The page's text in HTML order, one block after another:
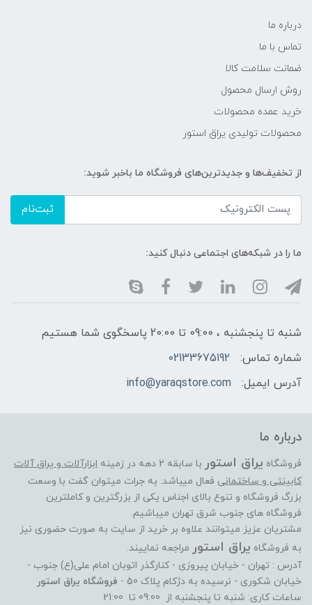
درباره ما
تماس با ما
ضمانت سلامت کالا
روش ارسال محصول
خرید عمده محصولات
محصولات تولیدی یراق استور
از تخفیف‌ها و جدیدترین‌های فروشگاه ما باخبر شوید:
ثبت‌نام
ما را در شبکه‌های اجتماعی دنبال کنید:
شنبه تا پنجشنبه ، 09:00 تا 20:00 پاسخگوی شما هستیم
شماره تماس:
02133675192
آدرس ایمیل:
info@yaraqstore.com
درباره ما
فروشگاه یراق استور با سابقه 2 دهه در زمینه
ابزارآلات و یراق آلات
کابینتی و ساختمانی فعال میباشد. به جرات میتوان گفت با وسعت
بزرگ فروشگاه و تنوع بالای اجناس یکی از بزرگترین و کاملترین
فروشگاه های جنوب شرق تهران میباشیم.
مشتریان عزیز میتوانند علاوه بر خرید از سایت به صورت حضوری نیز
به فروشگاه یراق استور مراجعه نماییند.
آدرس : تهران - خیابان پیروزی - کنارگذر اتوبان امام علی(ع) جنوب -
خیابان شکوری - نرسیده به دژکام پلاک 50 -
فروشگاه یراق استور
ساعات کاری: شنبه تا پنجشنبه از 09:00 تا 21:00